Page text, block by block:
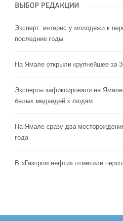
ВЫБОР РЕДАКЦИИ
Эксперт: интерес у молодежи к
последние годы
На Ямале открыли крупнейшее за
Эксперты зафиксировали на
белых медведей к людям
На Ямале сразу два
года
В «Газпром нефти» отметили